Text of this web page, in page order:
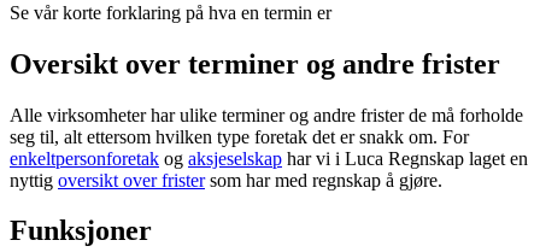
Se vår korte forklaring på hva en termin er
Oversikt over terminer og andre frister
Alle virksomheter har ulike terminer og andre frister de må forholde
seg til, alt ettersom hvilken type foretak det er snakk om. For
enkeltpersonforetak og aksjeselskap har vi i Luca Regnskap laget en
nyttig oversikt over fristersom har med regnskap å gjøre.
Funksjoner